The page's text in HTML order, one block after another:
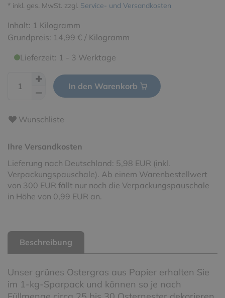
* inkl. ges. MwSt. zzgl. Service- und Versandkosten
Inhalt: 1 Kilogramm
Grundpreis: 14,99 € / Kilogramm
Lieferzeit: 1 - 3 Werktage
In den Warenkorb
Wunschliste
Ihre Versandkosten
Lieferung nach Deutschland: 5,98 EUR (inkl.
Verpackungspauschale). Ab einem Warenbestellwert
von 300 EUR fällt nur noch die Verpackungspauschale
in Höhe von 0,99 EUR an.
Beschreibung
Unser grünes Ostergras aus Papier erhalten Sie
im 1-kg-Sparpack und können so je nach